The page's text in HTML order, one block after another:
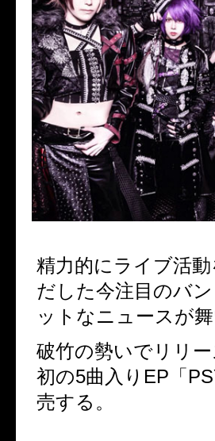
精力的にライブ活
だした今注目のバ
ットなニュースが
破竹の勢いでリリ
初の5曲入りEP「
売する。